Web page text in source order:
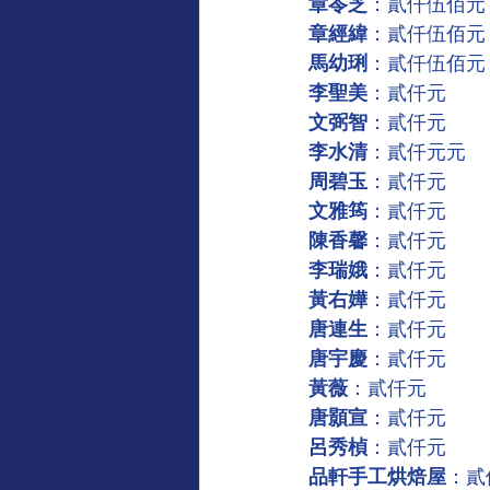
章經緯：貳仟伍佰
馬幼琍 ：貳仟伍佰元
李聖美 ：貳仟元
文弼智 ：貳仟元
李水清：貳仟元元
周碧玉 ：貳仟元
文雅筠 ：貳仟元
陳香馨 ：貳仟元
李瑞娥 ：貳仟元
黃右嬅：貳仟元
唐連生 ：貳仟元
唐宇慶 ：貳仟元
黃薇 ：貳仟元
唐顥宣 ：貳仟元
呂秀楨：貳仟元
品軒手工烘焙屋 ：